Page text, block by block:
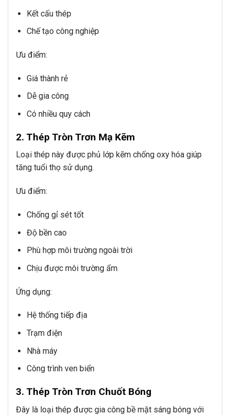
Kết cấu thép
Chế tạo công nghiệp
Ưu điểm:
Giá thành rẻ
Dễ gia công
Có nhiều quy cách
2. Thép Tròn Trơn Mạ Kẽm
Loại thép này được phủ lớp kẽm chống oxy hóa giúp
tăng tuổi thọ sử dụng.
Ưu điểm:
Chống gỉ sét tốt
Độ bền cao
Phù hợp môi trường ngoài trời
Chịu được môi trường ẩm
Ứng dụng:
Hệ thống tiếp địa
Trạm điện
Nhà máy
Công trình ven biển
3. Thép Tròn Trơn Chuốt Bóng
Đây là loại thép được gia công bề mặt sáng bóng với